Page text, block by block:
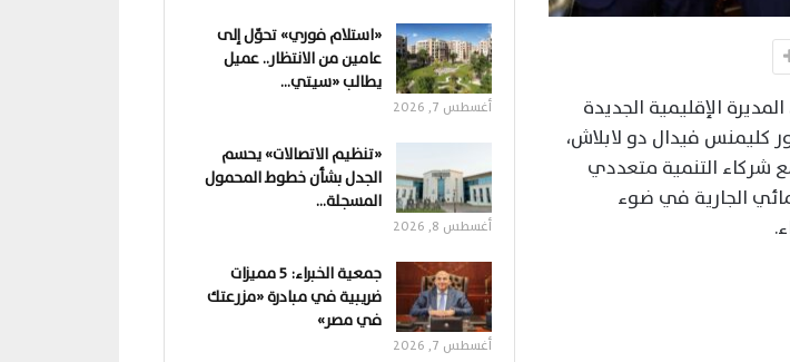
الإقليمية الجديدة
كليمنس فيدال دو لابلاش،
شركاء التنمية متعددي
الجارية في ضوء
«استلام فوري» تحوّل إلى
عامين من الانتظار.. عميل
يطالب «سيتي…
أغسطس 7, 2026
«تنظيم الاتصالات» يحسم
الجدل بشأن خطوط المحمول
المسجلة…
أغسطس 8, 2026
جمعية الخبراء: 5 مميزات
ضريبية في مبادرة «مزرعتك
في مصر»
أغسطس 7, 2026